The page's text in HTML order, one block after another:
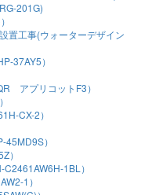
201G)
置工事(ウォーターデザイン
37AY5）
アプリコットF3）
CX-2）
）
）
1BL）
1）